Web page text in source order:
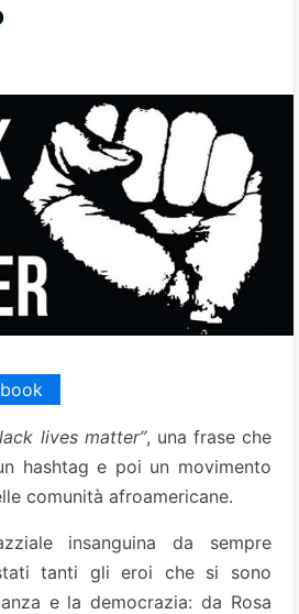
lives matter”, una frase che
hashtag e poi un movimento
comunità afroamericane.
insanguina da sempre
tanti gli eroi che si sono
e la democrazia: da Rosa